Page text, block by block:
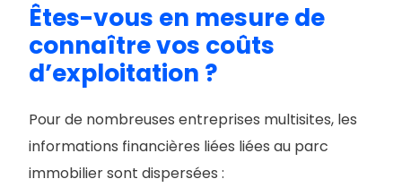
Êtes-vous en mesure de
connaître vos coûts
d’exploitation ?
Pour de nombreuses entreprises multisites, les
informations financières liées liées au parc
immobilier sont dispersées :